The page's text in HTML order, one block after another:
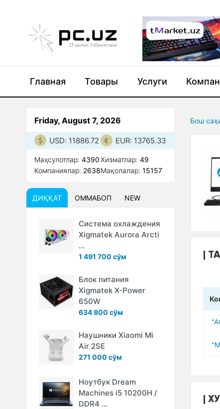
Главная Товары Услуги
Бош
Friday, August 7, 2026
USD: 11886.72 EUR: 13765.33
Маҳсулотлар: 4390
Компаниялар: 2638
Xизматлар:49
Мақолалар:15157
ДИҚҚАТ ОММАБОП NEW
Система охлаждения
Xigmatek Aurora Arcti
...
1 491 700 сўм
Блок питания
Xigmatek X-Power
650W
634 800 сўм
Наушники Xiaomi Mi
Air 2SE
271 000 сўм
Ноутбук Dream
Machines i5 10200H /
DDR4 ...